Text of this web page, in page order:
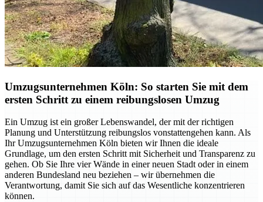
Umzugsunternehmen Köln: So starten Sie mit dem
ersten Schritt zu einem reibungslosen Umzug
Ein Umzug ist ein großer Lebenswandel, der mit der richtigen
Planung und Unterstützung reibungslos vonstattengehen kann. Als
Ihr Umzugsunternehmen Köln bieten wir Ihnen die ideale
Grundlage, um den ersten Schritt mit Sicherheit und Transparenz zu
gehen. Ob Sie Ihre vier Wände in einer neuen Stadt oder in einem
anderen Bundesland neu beziehen – wir übernehmen die
Verantwortung, damit Sie sich auf das Wesentliche konzentrieren
können.